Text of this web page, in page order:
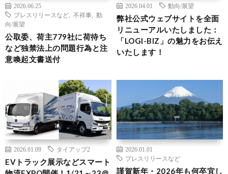
2026.06.25
プレスリリースなど
不祥事
動
向/展望
公取委、荷主779社に荷待ち
など独禁法上の問題行為と注
意喚起文書送付
2026.04.01 動向/展望
弊社公式ウェブサイトを全面
リニューアルいたしました：
「LOGI-BIZ」の魅力をお伝え
いたします！
2026.01.09 タイアップ2
EVトラック展示などスマート
2026.01.01
プレスリリースなど
謹賀新年・2026年も何卒宜し